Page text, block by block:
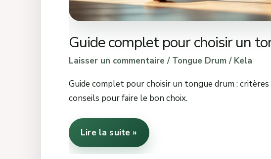
Guide complet pour choisir un
Laisser un commentaire / Tongue Drum/ Kela
Guide complet pour choisir un tongue drum :
conseils pour faire le bon choix.
Lire la suite »